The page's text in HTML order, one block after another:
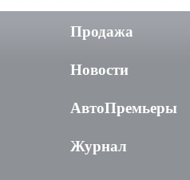
Продажа
Новости
АвтоПремьеры
Журнал